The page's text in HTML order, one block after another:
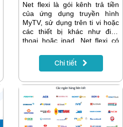
Net flexi là gói kênh trả tiền
của ứng dụng truyền hình
MyTV, sử dụng trên ti vi hoặc
các thiết bị khác như điện
thoại hoặc ipad. Net flexi có
kênh truyền hình tín hiệu HD
và 85 kênh tín hiệu SD.
Chi tiết